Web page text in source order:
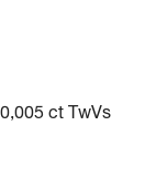
ct TwVs